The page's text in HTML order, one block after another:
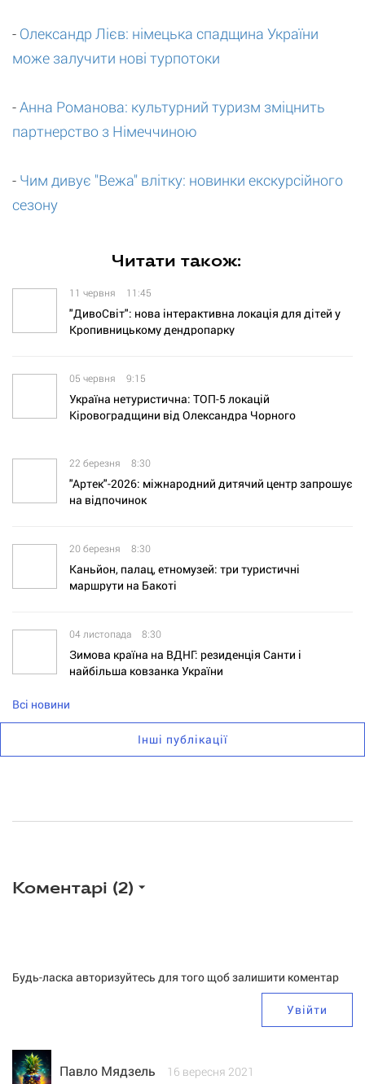
- Олександр Лієв: німецька спадщина України
може залучити нові турпотоки
-Анна Романова: культурний туризм зміцнить
партнерство з Німеччиною
- Чим дивує "Вежа" влітку: новинки екскурсійного
сезону
Читати також:
11 червня 11:45
"ДивоСвіт": нова інтерактивна локація для дітей у
Кропивницькому дендропарку
05 червня 9:15
Україна нетуристична: ТОП-5 локацій
Кіровоградщини від Олександра Чорного
22 березня 8:30
"Артек"-2026: міжнародний дитячий центр запрошує
на відпочинок
20 березня 8:30
Каньйон, палац, етномузей: три туристичні
маршрути на Бакоті
04 листопада 8:30
Зимова країна на ВДНГ: резиденція Санти і
найбільша ковзанка України
Всі новини
Інші публікації
Коментарі (2)
Будь-ласка авторизуйтесь для того щоб залишити коментар
Увійти
Павло Мядзель 16 вересня 2021